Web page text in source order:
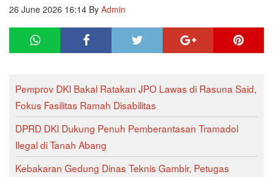
26 June 2026 16:14 By Admin
Pemprov DKI Bakal Ratakan JPO Lawas di Rasuna Said,
Fokus Fasilitas Ramah Disabilitas
DPRD DKI Dukung Penuh Pemberantasan Tramadol
Ilegal di Tanah Abang
Kebakaran Gedung Dinas Teknis Gambir, Petugas